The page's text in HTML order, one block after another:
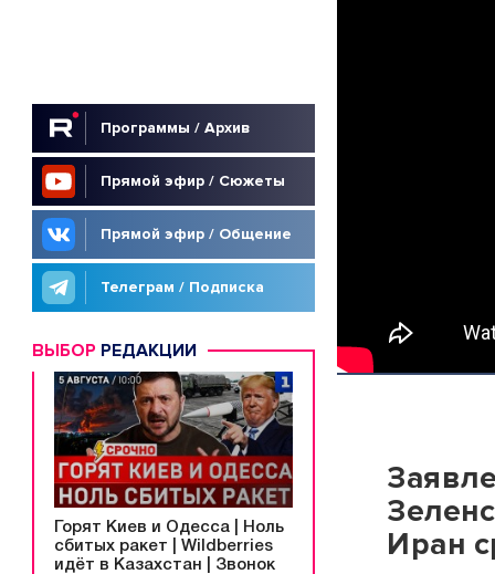
Программы / Архив
Прямой эфир / Сюжеты
Прямой эфир / Общение
Телеграм / Подписка
ВЫБОР РЕДАКЦИИ
Горят Киев и Одесса | Ноль
сбитых ракет | Wildberries
идёт в Казахстан | Звонок
Иран